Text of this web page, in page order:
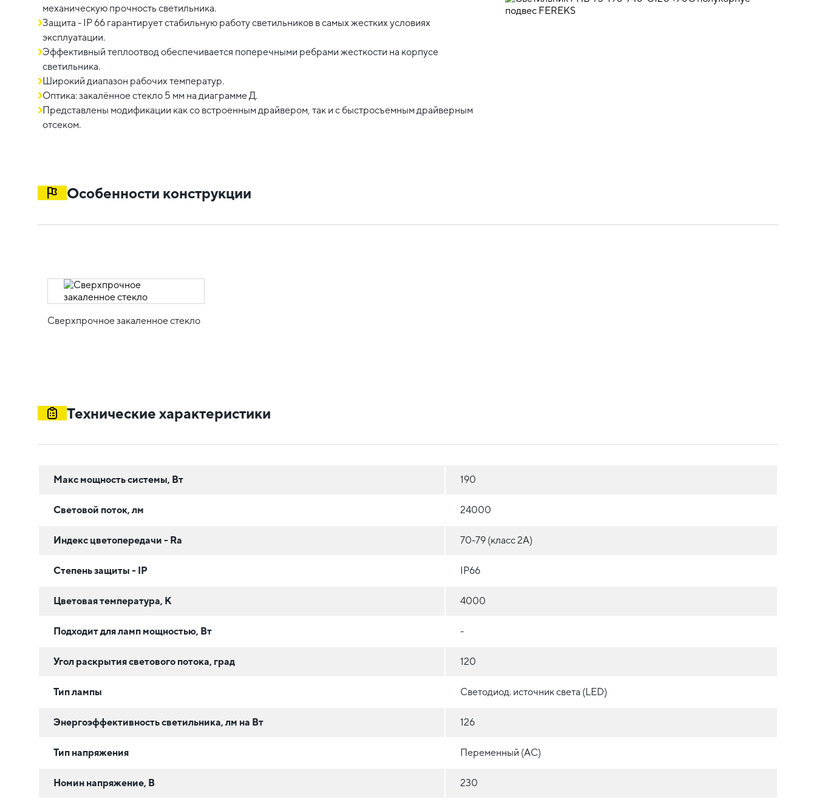
механическую прочность светильника.
Защита - IP 66 гарантирует стабильную работу светильников в самых жестких условиях
эксплуатации.
Эффективный теплоотвод обеспечивается поперечными ребрами жесткости на корпусе
светильника.
Широкий диапазон рабочих температур.
Оптика: закалённое стекло 5 мм на диаграмме Д.
Представлены модификации как со встроенным драйвером, так и с быстросъемным драйверным
отсеком.
Особенности конструкции
Сверхпрочное закаленное стекло
Технические характеристики
Макс мощность системы, Вт 190
Световой поток, лм 24000
Индекс цветопередачи - Ra 70-79 (класс 2A)
Степень защиты - IP IP66
Цветовая температура, К 4000
Подходит для ламп мощностью, Вт -
Угол раскрытия светового потока, град 120
Тип лампы Светодиод. источник света (LED)
Энергоэффективность светильника, лм на Вт 126
Тип напряжения Переменный (AC)
Номин напряжение, В 230